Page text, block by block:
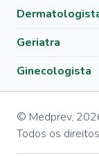
Geriatra
Ginecologista
© Medprev,
Todos os